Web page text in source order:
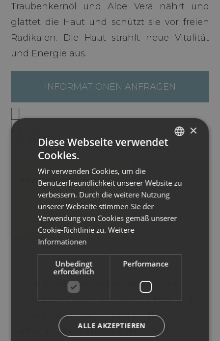
Traubenkernöl und Aloe Vera nährt und
glättet die Haut und schützt sie vor freien
Radikalen. Die Haut strahlt neue Vitalität
und Energie aus.
INFORMATIONEN ANFRAGEN
50 ml
ANWENDUNG INHALTSSTOFFE
Eine ausreichende Menge der Pure
Hydration Cream auf Gesicht, Hals und
Dekolleté auftragen und sanft
einmassieren, anschließend Pure
×
Diese Webseite verwendet
Cookies.
Wir verwenden Cookies, um die
Benutzerfreundlichkeit unserer Website zu
verbessern. Durch die weitere Nutzung
unserer Webseite stimmen Sie der
Verwendung von Cookies gemäß unserer
Cookie-Richtlinie zu. Weitere
Informationen
Unbedingt
erforderlich
Performance
ALLE AKZEPTIEREN